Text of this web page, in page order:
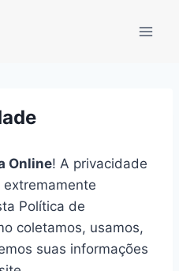
Online! A privacidade
Política de
coletamos, usamos,
suas informações